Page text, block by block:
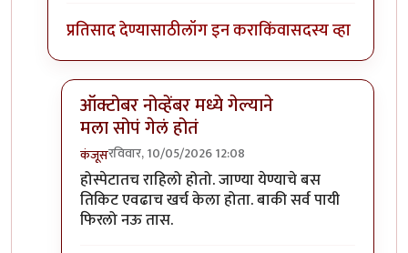
प्रतिसाद देण्यासाठीलॉग इन कराकिंवासदस्य व्हा
ऑक्टोबर नोव्हेंबर मध्ये गेल्याने
मला सोपं गेलं होतं
कंजूसरविवार, 10/05/2026 12:08
In reply toनाही फक्त हंपी(अडीच दिवस)…by
होस्पेटातच राहिलो होतो. जाण्या येण्याचे बस
तिकिट एवढाच खर्च केला होता. बाकी सर्व पायी
फिरलो नऊ तास.